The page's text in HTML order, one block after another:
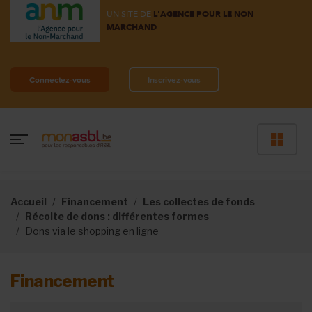
UN SITE DE L'AGENCE POUR LE NON
MARCHAND
Connectez-vous Inscrivez-vous
Accueil Financement
Les collectes de fonds
Récolte de dons : différentes formes
Dons via le shopping en ligne
Financement